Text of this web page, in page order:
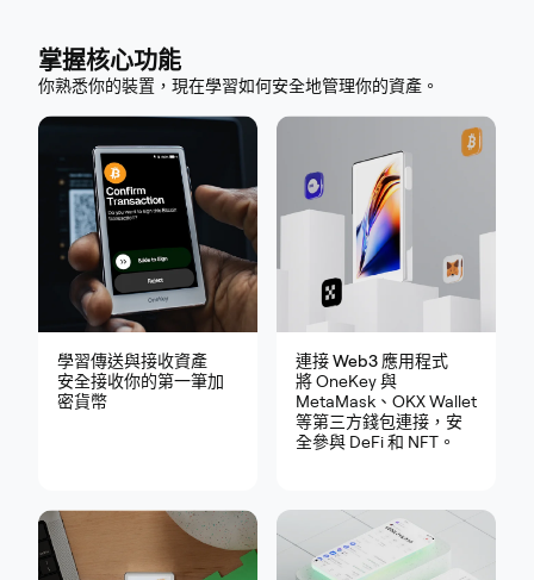
掌握核心功能
你熟悉你的裝置，現在學習如何安全地管理你的資產。
學習傳送與接收資產
安全接收你的第一筆加
密貨幣
連接 Web3 應用程式
將 OneKey 與
MetaMask、OKX Wallet
等第三方錢包連接，安
全參與 DeFi 和 NFT。